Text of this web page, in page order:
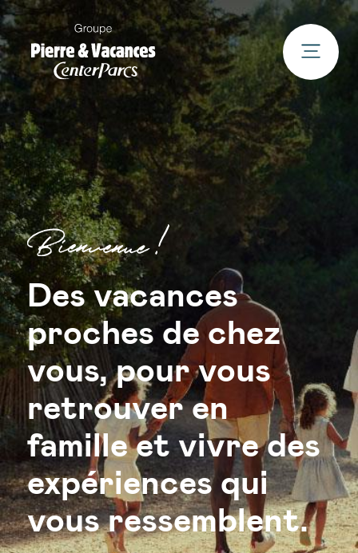
Des vacances
proches de chez
vous, pour vous
retrouver en
famille et vivre des
expériences qui
vous ressemblent.